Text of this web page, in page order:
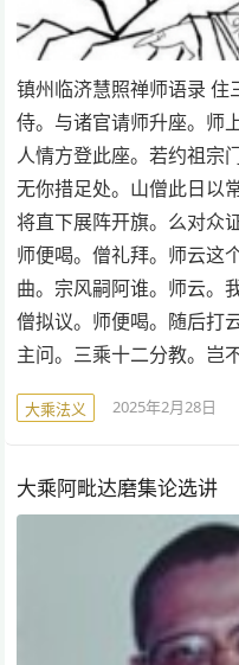
镇州临济慧照禅师语录 住
侍。与诸官请师升座。师
人情方登此座。若约祖宗
无你措足处。山僧此日以
将直下展阵开旗。么对众
师便喝。僧礼拜。师云这
曲。宗风嗣阿谁。师云。
僧拟议。师便喝。随后打
主问。三乘十二分教。岂
大乘法义 2025年2月28日
大乘阿毗达磨集论选讲